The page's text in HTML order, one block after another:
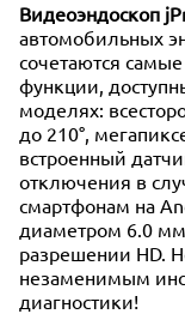
Видеоэндоскоп
автомобильных
сочетаются
функции,
моделях:
до 210°,
встроенный
отключения в
смартфонам на
диаметром 6.0
разрешении HD.
незаменимым
диагностики!